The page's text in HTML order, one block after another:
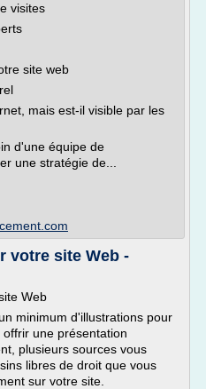
visites
site web
mais est-il visible par les
d'une équipe de
une stratégie de...
votre site Web -
Web
minimum d'illustrations pour
une présentation
plusieurs sources vous
libres de droit que vous
sur votre site.